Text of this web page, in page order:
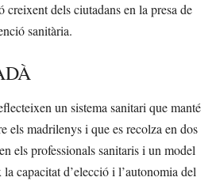
creixent dels ciutadans en la presa de
sanitària.
un sistema sanitari que manté
els madrilenys i que es recolza en dos
els professionals sanitaris i un model
capacitat d’elecció i l’autonomia del